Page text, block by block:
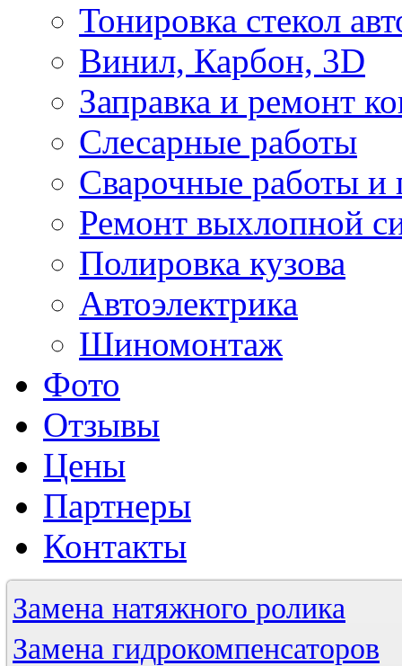
Тонировка стекол
Винил, Карбон, 3D
Заправка и ремонт
Слесарные работы
Сварочные работы и
Ремонт выхлопной
Полировка кузова
Автоэлектрика
Шиномонтаж
Фото
Отзывы
Цены
Партнеры
Контакты
Замена натяжного ролика
Замена гидрокомпенсаторов